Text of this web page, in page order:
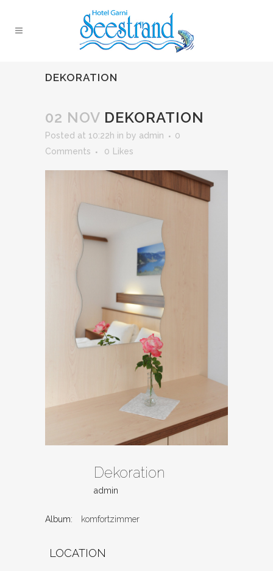
DEKORATION
02 NOV DEKORATION
Posted at 10:22h in by admin
0
Comments
0 Likes
Dekoration
admin
Album: komfortzimmer
LOCATION